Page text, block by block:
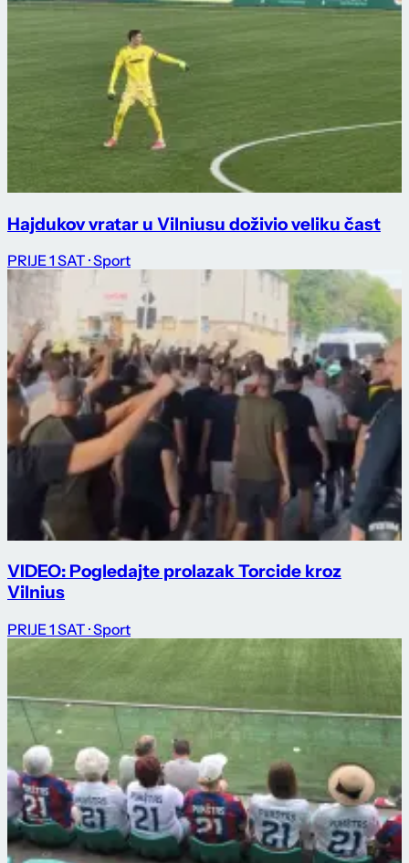
Hajdukov vratar u Vilniusu doživio veliku čast
PRIJE 1 SAT · Sport
VIDEO: Pogledajte prolazak Torcide kroz
Vilnius
PRIJE 1 SAT · Sport